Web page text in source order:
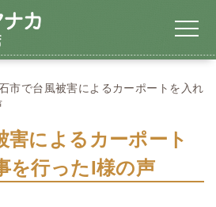
市で台風被害によるカーポートを入れ
害によるカーポート
を行ったI様の声